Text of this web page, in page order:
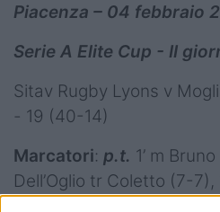
Piacenza – 04 febbraio
Serie A Elite Cup - II
Sitav Rugby Lyons v
- 19 (40-14)
Marcatori: p.t. 1’ m
Dell’Oglio tr Coletto (7-7),